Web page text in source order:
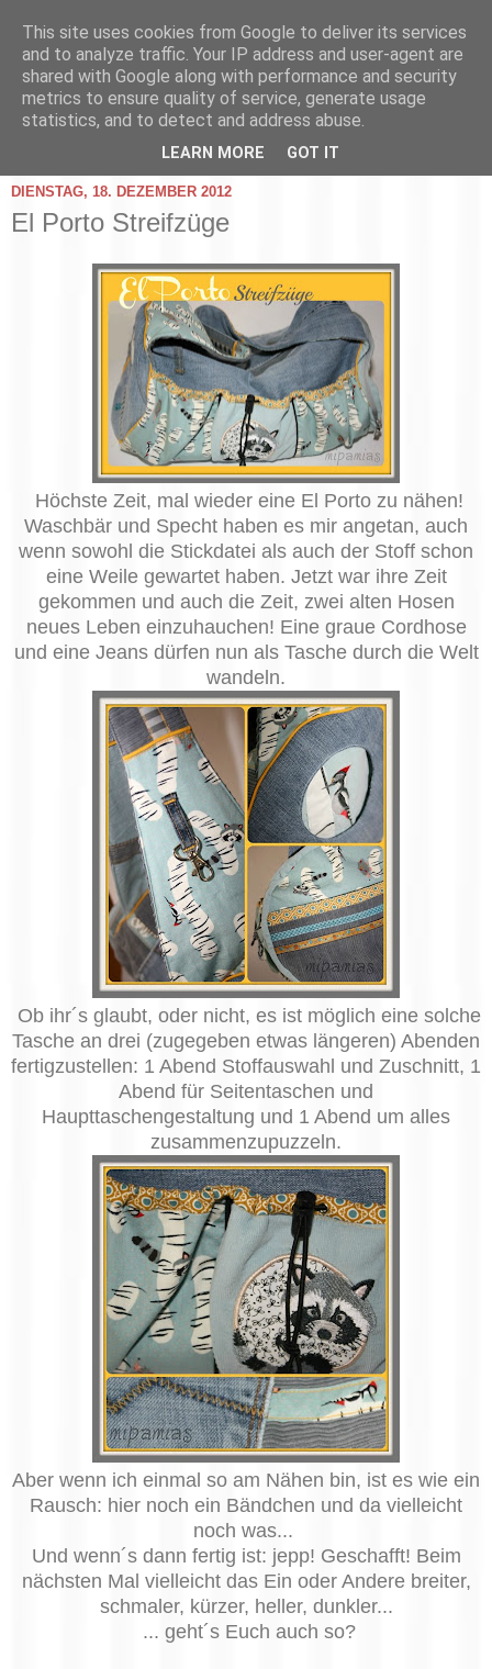
DIENSTAG, 18. DEZEMBER 2012
El Porto Streifzüge
Höchste Zeit, mal wieder eine El Porto zu nähen!
Waschbär und Specht haben es mir angetan, auch
wenn sowohl die Stickdatei als auch der Stoff schon
eine Weile gewartet haben. Jetzt war ihre Zeit
gekommen und auch die Zeit, zwei alten Hosen
neues Leben einzuhauchen! Eine graue Cordhose
und eine Jeans dürfen nun als Tasche durch die Welt
wandeln.
Ob ihr´s glaubt, oder nicht, es ist möglich eine solche
Tasche an drei (zugegeben etwas längeren) Abenden
fertigzustellen: 1 Abend Stoffauswahl und Zuschnitt, 1
Abend für Seitentaschen und
Haupttaschengestaltung und 1 Abend um alles
zusammenzupuzzeln.
Aber wenn ich einmal so am Nähen bin, ist es wie ein
Rausch: hier noch ein Bändchen und da vielleicht
noch was...
Und wenn´s dann fertig ist: jepp! Geschafft! Beim
nächsten Mal vielleicht das Ein oder Andere breiter,
schmaler, kürzer, heller, dunkler...
... geht´s Euch auch so?
This site uses cookies from Google to deliver its services
and to analyze traffic. Your IP address and user-agent are
shared with Google along with performance and security
metrics to ensure quality of service, generate usage
statistics, and to detect and address abuse.
LEARN MORE GOT IT